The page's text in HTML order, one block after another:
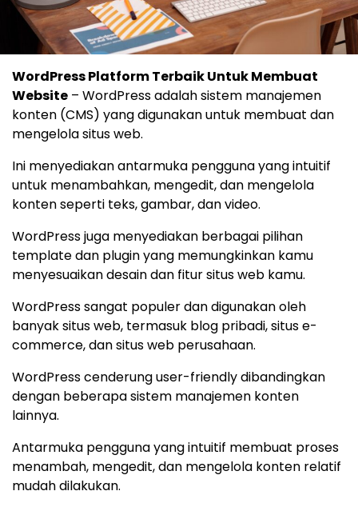
WordPress Platform Terbaik Untuk Membuat
Website – WordPress adalah sistem manajemen
konten (CMS) yang digunakan untuk membuat dan
mengelola situs web.
Ini menyediakan antarmuka pengguna yang intuitif
untuk menambahkan, mengedit, dan mengelola
konten seperti teks, gambar, dan video.
WordPress juga menyediakan berbagai pilihan
template dan plugin yang memungkinkan kamu
menyesuaikan desain dan fitur situs web kamu.
WordPress sangat populer dan digunakan oleh
banyak situs web, termasuk blog pribadi, situs e-
commerce, dan situs web perusahaan.
WordPress cenderung user-friendly dibandingkan
dengan beberapa sistem manajemen konten
lainnya.
Antarmuka pengguna yang intuitif membuat proses
menambah, mengedit, dan mengelola konten relatif
mudah dilakukan.